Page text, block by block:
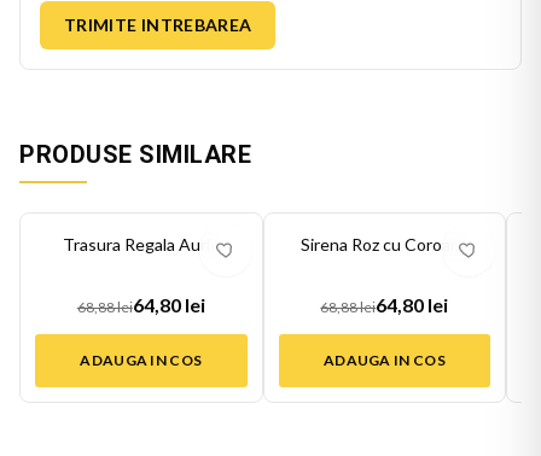
TRIMITE INTREBAREA
PRODUSE SIMILARE
Trasura Regala Aurie
68,88 lei64,80 lei
ADAUGA IN COS
%Sirena Roz cu Coroana
68,88 lei64,80 lei
ADAUGA IN COS